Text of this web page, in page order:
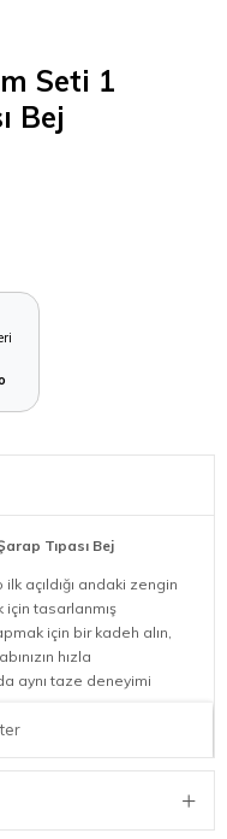
Seti 1
Bej
Tıpası Bej
ilk açıldığı andaki zengin
için tasarlanmış
için bir kadeh alın,
hızla
aynı taze deneyimi
hava ile temasını
korur.
geri dönüştürülmüş